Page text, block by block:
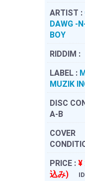
ARTIST :
DAWG -
BOY
RIDDIM :
LABEL :
MUZIK
DISC
A-B
COVER
PRICE : ¥
込み)